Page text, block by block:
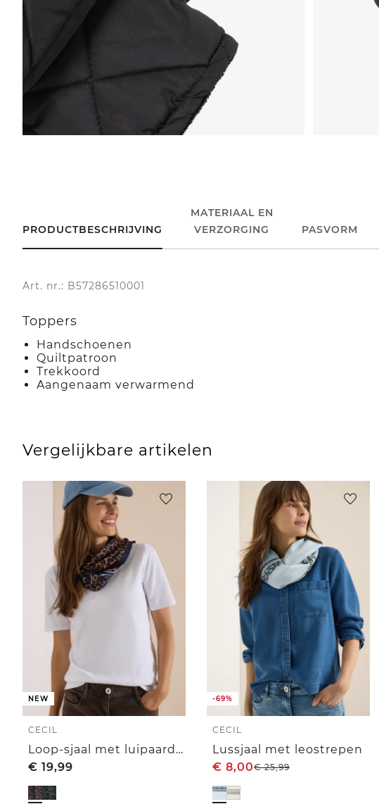
PRODUCTBESCHRIJVING
MATERIAAL EN
VERZORGING
PASVORM
Art. nr.: B57286510001
Toppers
Handschoenen
Quiltpatroon
Trekkoord
Aangenaam verwarmend
Vergelijkbare artikelen
NEW
CECIL
Loop-sjaal met luipaardprint
€ 19,99
-69%
CECIL
Lussjaal met leostrepen
€ 8,00€25,99